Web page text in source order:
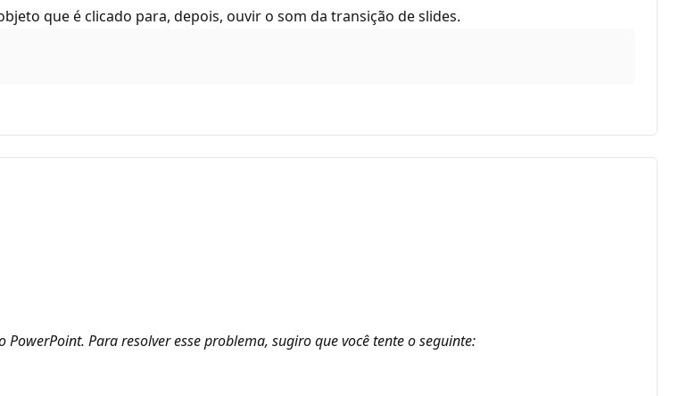
que é clicado para, depois, ouvir o som da transição de slides.
Para resolver esse problema, sugiro que você tente o seguinte: